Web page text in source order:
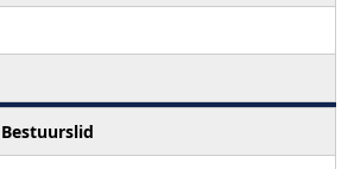
Bestuurslid